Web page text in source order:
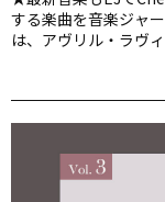
する楽曲を音楽ジャ
は、アヴリル・ラヴ